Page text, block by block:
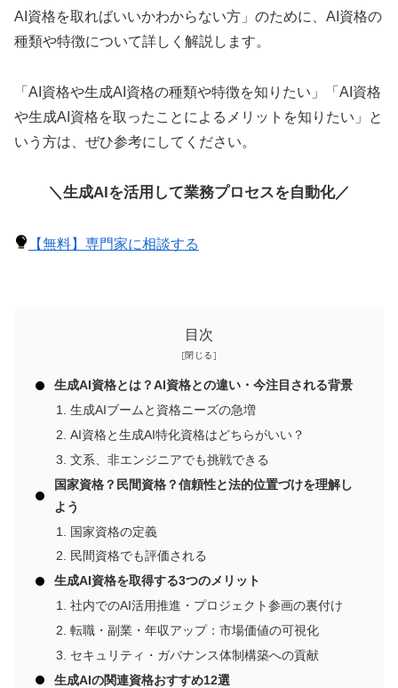
AI資格を取ればいいかわからない方」のために、AI資格の
種類や特徴について詳しく解説します。
「AI資格や生成AI資格の種類や特徴を知りたい」「AI資格
や生成AI資格を取ったことによるメリットを知りたい」と
いう方は、ぜひ参考にしてください。
＼生成AIを活用して業務プロセスを自動化／
【無料】専門家に相談する
目次
生成AI資格とは？AI資格との違い・今注目される背景
生成AIブームと資格ニーズの急増
AI資格と生成AI特化資格はどちらがいい？
文系、非エンジニアでも挑戦できる
国家資格？民間資格？信頼性と法的位置づけを理解し
よう
国家資格の定義
民間資格でも評価される
生成AI資格を取得する3つのメリット
社内でのAI活用推進・プロジェクト参画の裏付け
転職・副業・年収アップ：市場価値の可視化
セキュリティ・ガバナンス体制構築への貢献
生成AIの関連資格おすすめ12選